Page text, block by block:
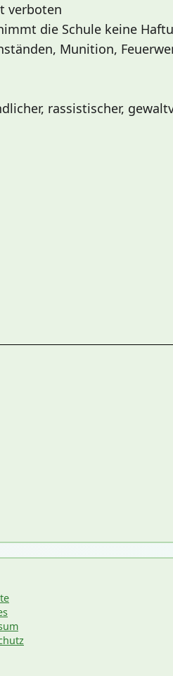
verboten
die Schule keine
Munition,
rassistischer,